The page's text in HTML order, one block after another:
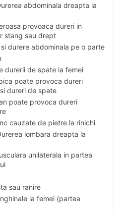
abdominala dreapta la
provoaca dureri in
stang sau drept
durere abdominala pe o parte
durerii de spate la femei
poate provoca dureri
dureri de spate
poate provoca dureri
cauzate de pietre la rinichi
lombara dreapta la
unilaterala in partea
sau ranire
la femei (partea